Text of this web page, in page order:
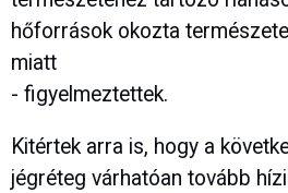
hőforrások okozta
miatt
- figyelmeztettek.
Kitértek arra is, hogy a
jégréteg várhatóan tovább